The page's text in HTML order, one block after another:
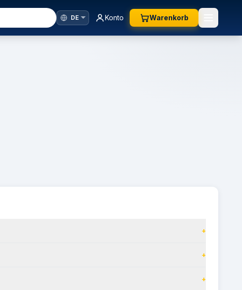
Konto Warenkorb
+
+
+